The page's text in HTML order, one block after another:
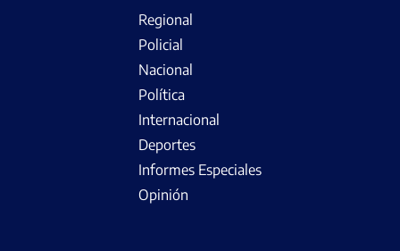
Regional
Policial
Nacional
Política
Internacional
Deportes
Informes Especiales
Opinión